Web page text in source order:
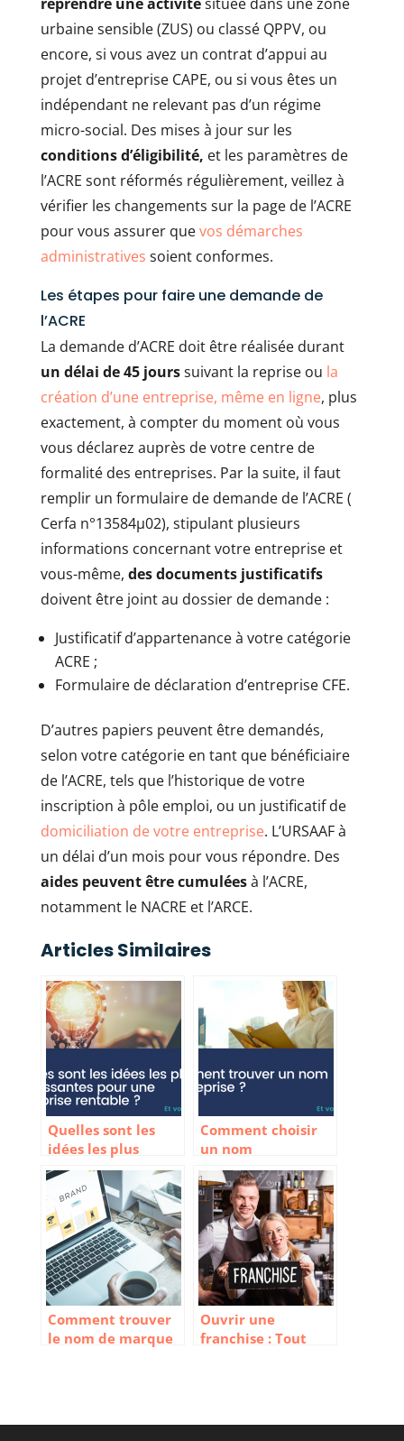
urbaine sensible (ZUS) ou classé QPPV, ou
encore, si vous avez un contrat d’appui au
projet d’entreprise CAPE, ou si vous êtes un
indépendant ne relevant pas d’un régime
micro-social. Des mises à jour sur les
conditions d’éligibilité, et les paramètres de
l’ACRE sont réformés régulièrement, veillez à
vérifier les changements sur la page de l’ACRE
pour vous assurer quevos démarches
administratives soient conformes.
Les étapes pour faire une demande de
l’ACRE
La demande d’ACRE doit être réalisée durant
un délai de 45 jourssuivant la reprise ou la
création d’une entreprise, même en ligne, plus
exactement, à compter du moment où vous
vous déclarez auprès de votre centre de
formalité des entreprises. Par la suite, il faut
remplir un formulaire de demande de l’ACRE (
Cerfa n°13584µ02), stipulant plusieurs
informations concernant votre entreprise et
vous-même, des documents justificatifs
doivent être joint au dossier de demande :
Justificatif d’appartenance à votre catégorie
ACRE ;
Formulaire de déclaration d’entreprise CFE.
D’autres papiers peuvent être demandés,
selon votre catégorie en tant que bénéficiaire
de l’ACRE, tels que l’historique de votre
inscription à pôle emploi, ou un justificatif de
domiciliation de votre entreprise. L’URSAAF à
un délai d’un mois pour vous répondre. Des
aides peuvent être cumuléesà l’ACRE,
notamment le NACRE et l’ARCE.
Articles Similaires
Quelles sont les
idées les plus
intéressantes pour
une entreprise
rentable ?
Comment choisir
un nom
d’entreprise ?
Comment trouver
le nom de marque
Ouvrir une
franchise : Tout